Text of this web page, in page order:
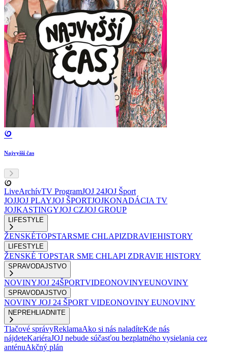
Najvyšší čas
LiveArchívTV ProgramJOJ 24JOJ Šport
JOJJOJ PLAYJOJ ŠPORTJOJKONADÁCIA TV
JOJKASTINGYJOJ CZJOJ GROUP
LIFESTYLE
ŽENSKÉTOPSTARSME CHLAPIZDRAVIEHISTORY
LIFESTYLE
ŽENSKÉ TOPSTAR SME CHLAPI ZDRAVIE HISTORY
SPRAVODAJSTVO
NOVINYJOJ 24ŠPORTVIDEONOVINYEUNOVINY
SPRAVODAJSTVO
NOVINY JOJ 24 ŠPORT VIDEONOVINY EUNOVINY
NEPREHLIADNITE
Tlačové správyReklamaAko si nás naladíteKde nás
nájdeteKariéraJOJ nebude súčasťou bezplatného vysielania cez
anténuAkčný plán